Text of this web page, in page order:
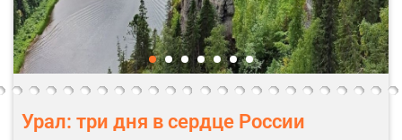
Урал: три дня в сердце России